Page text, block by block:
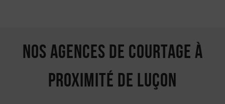
Nos agences de courtage à
proximité de Luçon